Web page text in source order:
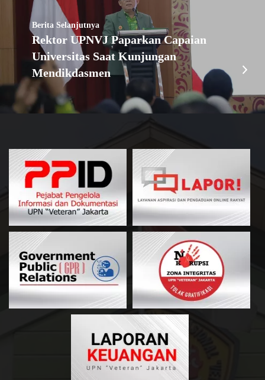
Berita Selanjutnya
Rektor UPNVJ Paparkan Capaian
Universitas Saat Kunjungan
Mendikdasmen